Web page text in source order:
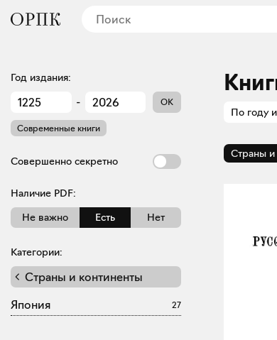
Год издания:
- OK
Современные книги
Совершенно секретно
Наличие PDF:
Не важно
Есть Нет
Категории:
Страны и континенты
Япония 27
По году
Страны и